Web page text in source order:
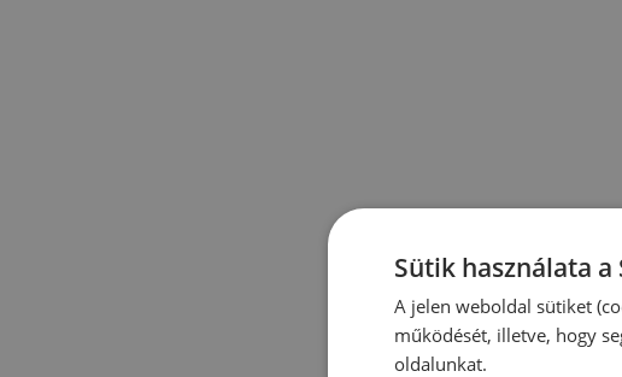
Sütik használata
A jelen weboldal sütiket
működését, illetve, hogy
oldalunkat.